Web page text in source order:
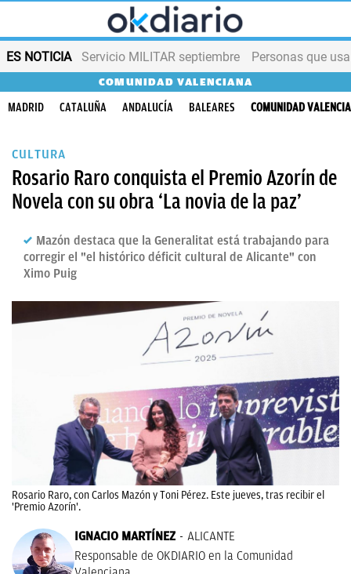
ES NOTICIA Servicio MILITAR septiembre Personas que
COMUNIDAD VALENCIANA
MADRID CATALUÑA ANDALUCÍA BALEARES COMUNIDAD
CULTURA
Rosario Raro conquista el Premio Azorín de
Novela con su obra ‘La novia de la paz’
Mazón destaca que la Generalitat está trabajando para
corregir el "el histórico déficit cultural de Alicante" con
Ximo Puig
Rosario Raro, con Carlos Mazón y Toni Pérez. Este jueves, tras recibir el
'Premio Azorín'.
IGNACIO MARTÍNEZ
ALICANTE
Responsable de OKDIARIO en la Comunidad